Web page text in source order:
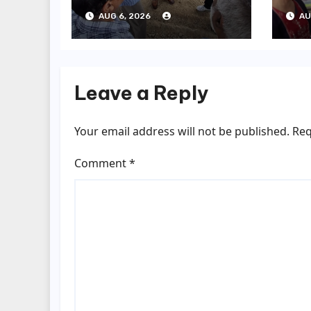
ग्रीनफील्ड बाईपास का
डीएम ने किया निरीक्षण…
AUG 6, 2026
Leave a Reply
Your email address will not be published.
Comment*